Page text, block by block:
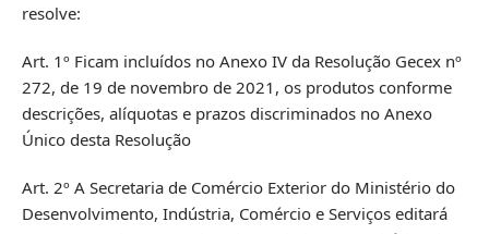
resolve:
Art. 1º Ficam incluídos no Anexo IV da Resolução Gecex nº
272, de 19 de novembro de 2021, os produtos conforme
descrições, alíquotas e prazos discriminados no Anexo
Único desta Resolução
Art. 2º A Secretaria de Comércio Exterior do Ministério do
Desenvolvimento, Indústria, Comércio e Serviços editará